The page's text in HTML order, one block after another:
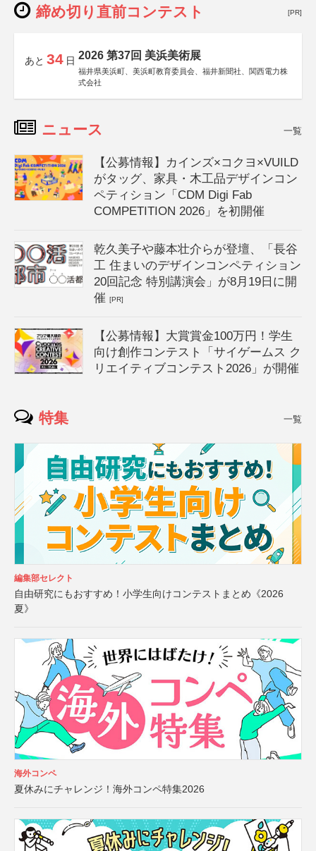
締め切り直前コンテスト [PR]
あと 34 日 2026 第37回 美浜美術展
福井県美浜町、美浜町教育委員会、福井新聞社、関西電力株
式会社
ニュース 一覧
【公募情報】カインズ×コクヨ×VUILD
がタッグ、家具・木工品デザインコン
ペティション「CDM Digi Fab
COMPETITION 2026」を初開催
乾久美子や藤本壮介らが登壇、「長谷
工 住まいのデザインコンペティション
20回記念 特別講演会」が8月19日に開
催[PR]
【公募情報】大賞賞金100万円！学生
向け創作コンテスト「サイゲームス ク
リエイティブコンテスト2026」が開催
特集 一覧
編集部セレクト
自由研究にもおすすめ！小学生向けコンテストまとめ《2026
夏》
海外コンペ
夏休みにチャレンジ！海外コンペ特集2026